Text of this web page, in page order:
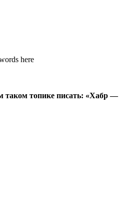
here
таком топике писать: «Хабр —